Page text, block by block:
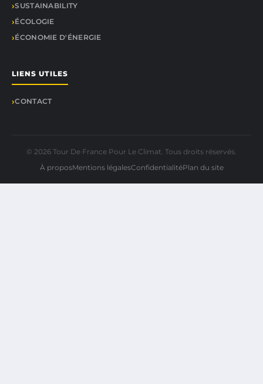
SUSTAINABILITY
ÉCOLOGIE
ÉCONOMIE D'ÉNERGIE
LIENS UTILES
CONTACT
© 2026 Tour De France Pour Le Climat. Tous droits réservés.
À proposMentions légalesConfidentialitéPlan du site